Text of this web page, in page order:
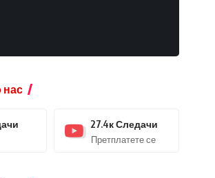
нас
27.4кСледачи
Претплатете се